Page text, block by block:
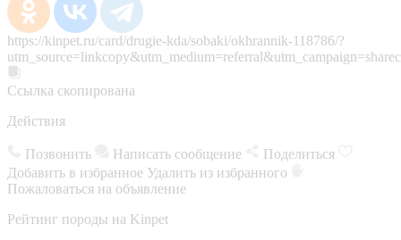
https://kinpet.ru/card/drugie-kda/sobaki/okhrannik-118786/?
Ссылка скопирована
Действия
Позвонить Написать сообщение
Поделиться
Добавить в избранное Удалить из избранного
Пожаловаться на объявление
Рейтинг породы на Kinpet